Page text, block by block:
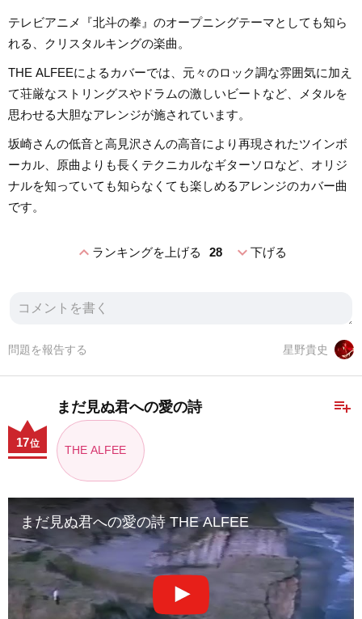
テレビアニメ『北斗の拳』のオープニングテーマとしても知ら
れる、クリスタルキングの楽曲。
THE ALFEEによるカバーでは、元々のロック調な雰囲気に加え
て荘厳なストリングスやドラムの激しいビートなど、メタルを
思わせる大胆なアレンジが施されています。
坂崎さんの低音と高見沢さんの高音により再現されたツインボ
ーカル、原曲よりも長くテクニカルなギターソロなど、オリジ
ナルを知っていても知らなくても楽しめるアレンジのカバー曲
です。
expand_lessランキングを上げる 28 expand_more下げる
星野貴史
問題を報告する
playlist_add
まだ見ぬ君への愛の詩
THE ALFEE
17位
まだ見ぬ君への愛の詩 THE ALFEE